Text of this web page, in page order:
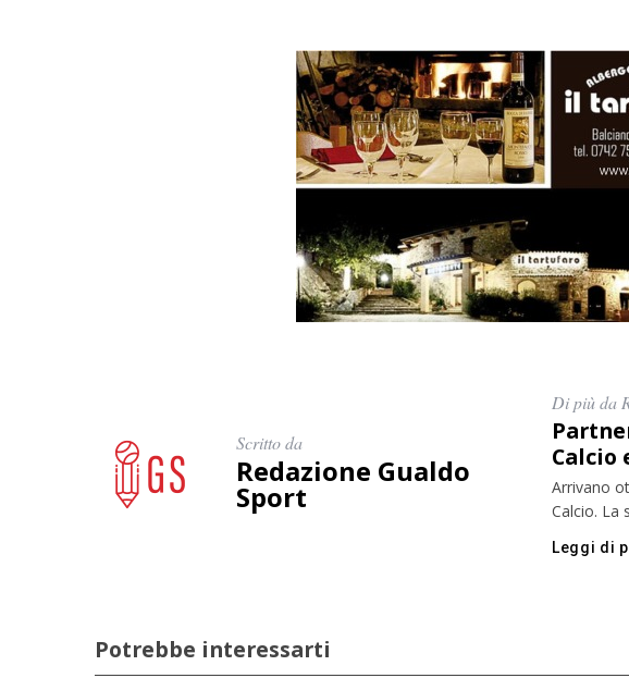
Scritto da
Redazione Gualdo
Sport
Di più da
Calcio
Arrivano
Calcio. La
Leggi di
Potrebbe interessarti